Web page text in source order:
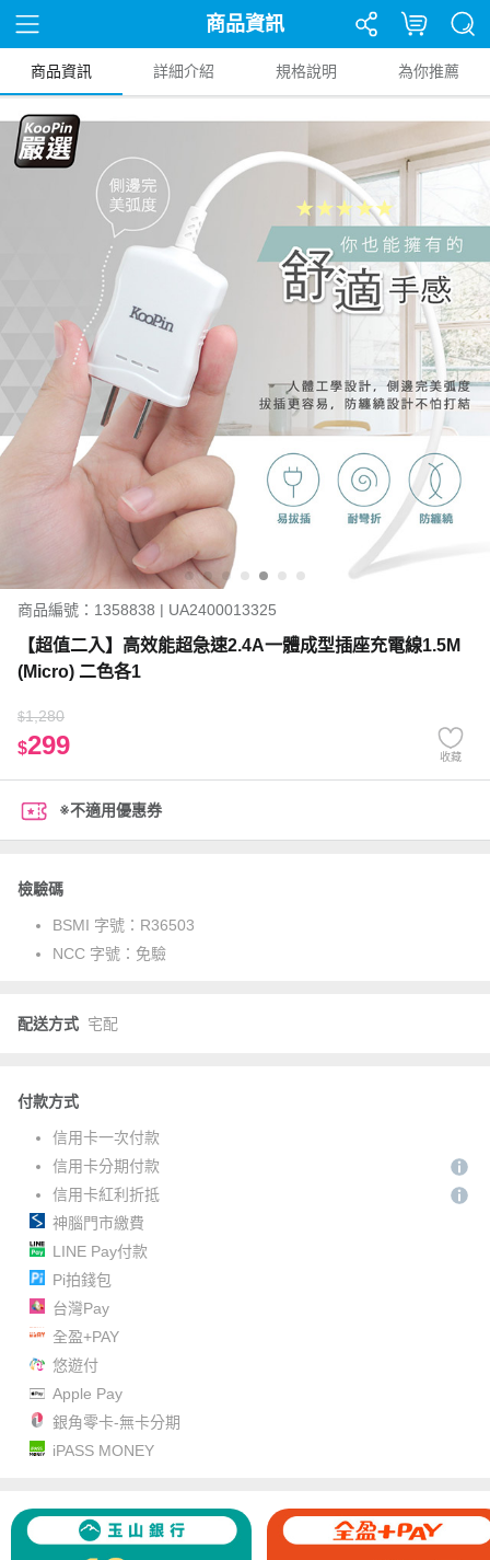
商品資訊
商品資訊 詳細介紹 規格說明 為你推薦
商品編號：1358838 | UA2400013325
【超值二入】高效能超急速2.4A一體成型插座充電線1.5M
(Micro) 二色各1
$1,280
$299 收藏
※不適用優惠券
檢驗碼
BSMI 字號： R36503
NCC 字號： 免驗
配送方式 宅配
付款方式
信用卡一次付款
信用卡分期付款
信用卡紅利折抵
神腦門市繳費
LINE Pay付款
Pi拍錢包
台灣Pay
全盈+PAY
悠遊付
Apple Pay
銀角零卡-無卡分期
iPASS MONEY